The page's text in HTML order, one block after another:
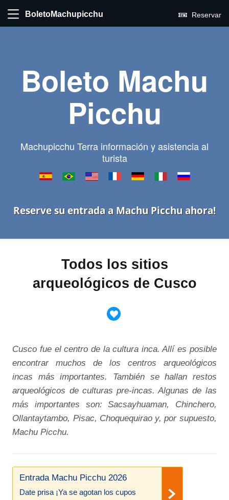
BoletoMachupicchu Reservar
Boleto Machu
Picchu
Machupicchu Terra información y asistencia al
turista
Reserve su entrada a Machu Picchu ahora!
Todos los sitios
arqueológicos de Cusco
Cusco fue el centro de la cultura inca. Allí es posible
encontrar muchos de los centros arqueológicos
incas más importantes. También se hallan restos
arqueológicos de culturas pre-incas. Algunas de las
más importantes son: Sacsayhuaman, Chinchero,
Ollantaytambo, Pisac, Choquequirao y, por supuesto,
Machu Picchu.
Entrada Machu Picchu 2026
Date prisa ¡Ya se agotan los cupos